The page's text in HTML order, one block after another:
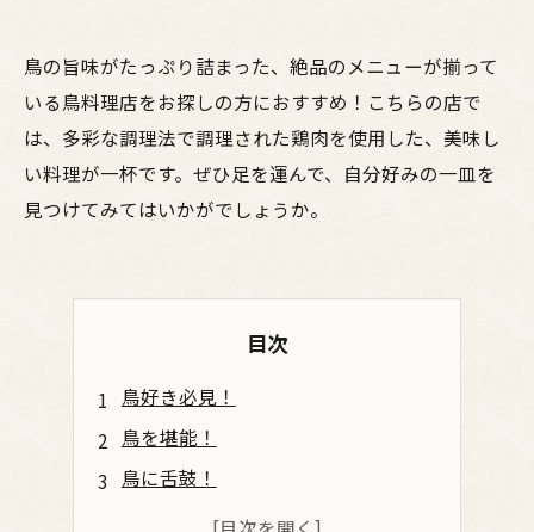
鳥の旨味がたっぷり詰まった、絶品のメニューが揃って
いる鳥料理店をお探しの方におすすめ！こちらの店で
は、多彩な調理法で調理された鶏肉を使用した、美味し
い料理が一杯です。ぜひ足を運んで、自分好みの一皿を
見つけてみてはいかがでしょうか。
目次
鳥好き必見！
鳥を堪能！
鳥に舌鼓！
鳥料理の驚き！